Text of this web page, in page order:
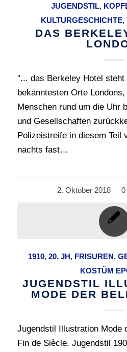
JUGENDSTIL,
KULTURGESCHICHTE,
DAS
"... das Berkeley Hotel steht
bekanntesten Orte
Menschen rund um die Uhr
und Gesellschaften
Polizeistreife in diesem Teil
nachts fast…
2. Oktober 2018
/
1910,20. JH, FRISUREN,
KOSTÜM
JUGENDSTIL
MODE DER
Jugendstil Illustration Mode
Fin de Siècle, Jugendstil